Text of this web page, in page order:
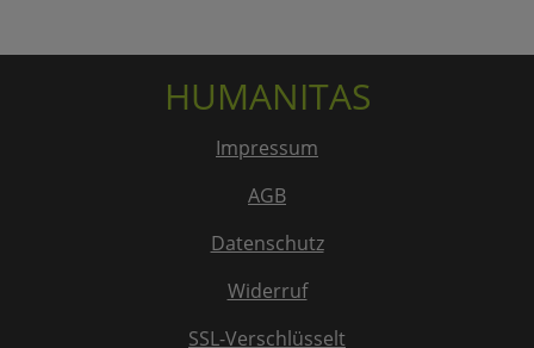
HUMANITAS
Impressum
AGB
Datenschutz
Widerruf
SSL-Verschlüsselt